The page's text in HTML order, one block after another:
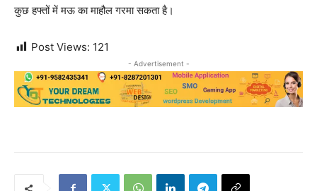
कुछ हफ्तों में मऊ का माहौल गरमा सकता है।
Post Views: 121
- Advertisement -